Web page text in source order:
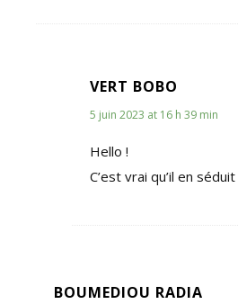
VERT BOBO
5 juin 2023 at 16 h 39 min
Hello !
C’est vrai qu’il en séduit
BOUMEDIOU RADIA